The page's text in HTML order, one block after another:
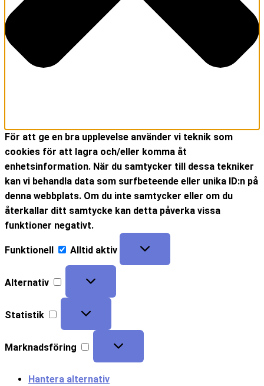
För att ge en bra upplevelse använder vi teknik som
cookies för att lagra och/eller komma åt
enhetsinformation. När du samtycker till dessa tekniker
kan vi behandla data som surfbeteende eller unika ID:n på
denna webbplats. Om du inte samtycker eller om du
återkallar ditt samtycke kan detta påverka vissa
funktioner negativt.
Funktionell Alltid aktiv
Alternativ
Statistik
Marknadsföring
Hantera alternativ